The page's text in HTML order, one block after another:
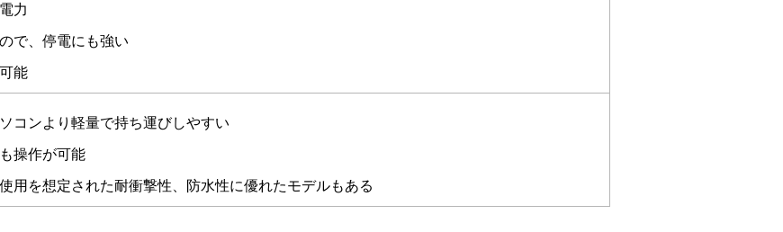
力
で、停電にも強い
能
コンより軽量で持ち運びしやすい
操作が可能
用を想定された耐衝撃性、防水性に優れたモデルもある